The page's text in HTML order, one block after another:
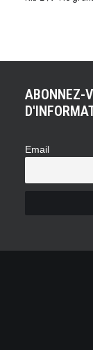
ABONNEZ-
Email